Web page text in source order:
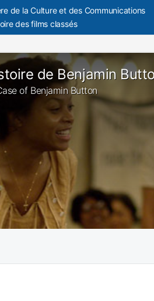
de la Culture et des Communications
des films classés
de Benjamin
of Benjamin Button